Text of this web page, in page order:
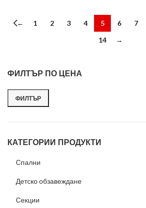
ФИЛТЪР ПО ЦЕНА
Минимална цена
Максимална цена
ФИЛТЪР
КАТЕГОРИИ ПРОДУКТИ
Спални
Детско обзавеждане
Секции
← 1 2 3 4 5 6 7
14
→